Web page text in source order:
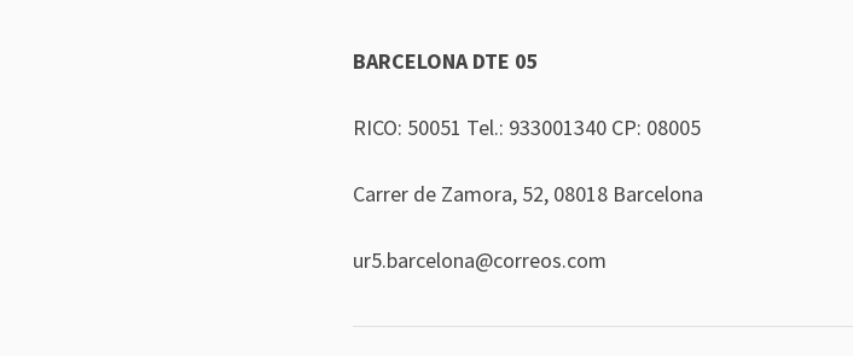
BARCELONA DTE 05
RICO: 50051 Tel.: 933001340 CP: 08005
Carrer de Zamora, 52, 08018 Barcelona
ur5.barcelona@correos.com